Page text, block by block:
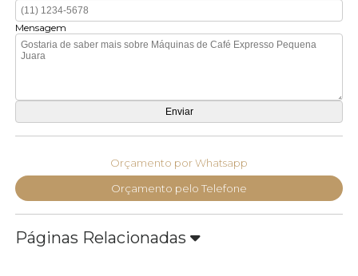
Mensagem
Orçamento por Whatsapp
Orçamento pelo Telefone
Páginas Relacionadas